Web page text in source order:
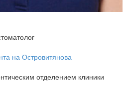
на Островитянова
отделением клиники